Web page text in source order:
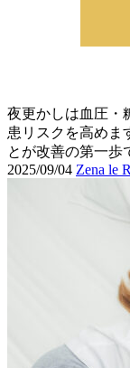
夜更かしは血圧・
患リスクを高めま
とが改善の第一歩
2025/09/04 Zena le